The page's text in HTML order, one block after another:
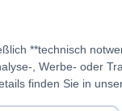
**technisch
, Werbe- oder
finden Sie in